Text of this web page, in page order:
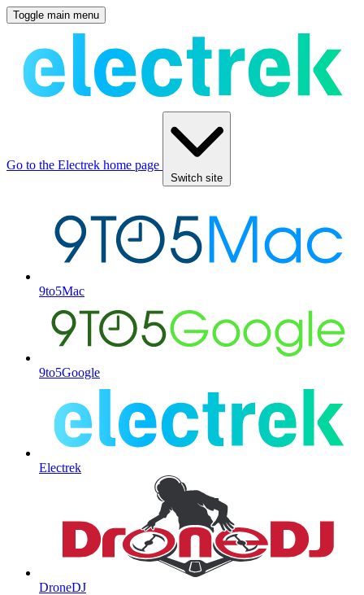
Toggle main menu
Go to the Electrek home page
Switch site
9to5Mac
9to5Google
Electrek
DroneDJ